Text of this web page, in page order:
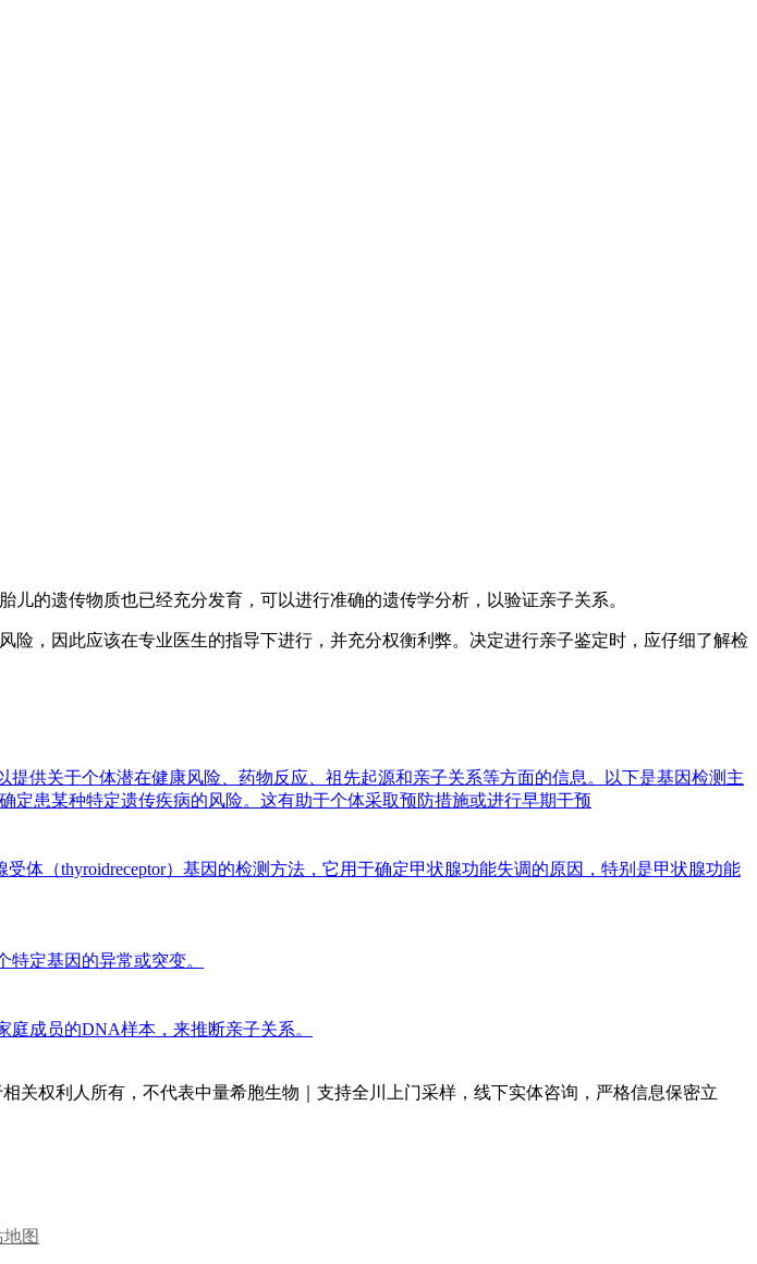
的遗传物质也已经充分发育，可以进行准确的遗传学分析，以验证亲子关系。
，因此应该在专业医生的指导下进行，并充分权衡利弊。决定进行亲子鉴定时，应仔细了解检
供关于个体潜在健康风险、药物反应、祖先起源和亲子关系等方面的信息。以下是基因检测主
患某种特定遗传疾病的风险。这有助于个体采取预防措施或进行早期干预
体（thyroidreceptor）基因的检测方法，它用于确定甲状腺功能失调的原因，特别是甲状腺功能
定基因的异常或突变。
成员的DNA样本，来推断亲子关系。
关权利人所有，不代表中量希胞生物｜支持全川上门采样，线下实体咨询，严格信息保密立
地图